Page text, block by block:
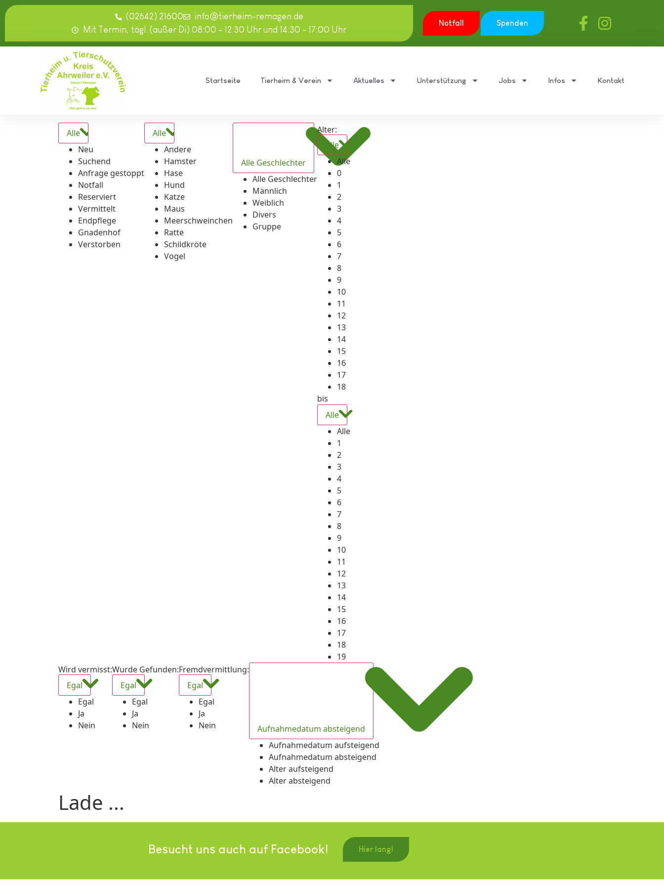
springen
(02642) 21600
info@tierheim-remagen.de
Mit Termin, tägl. (außer Di) 08:00 - 12:30 Uhr und 14:30 - 17:00 Uhr
Notfall Spenden
Startseite Tierheim & Verein Aktuelles Unterstützung Jobs Infos Kontakt
Alle
Neu
Suchend
Anfrage gestoppt
Notfall
Reserviert
Vermittelt
Endpflege
Gnadenhof
Verstorben
Alle
Andere
Hamster
Hase
Hund
Katze
Maus
Meerschweinchen
Ratte
Schildkröte
Vogel
Alle Geschlechter
Alle Geschlechter
Männlich
Weiblich
Divers
Gruppe
Alter:
Alle
Alle
0
1
2
3
4
5
6
7
8
9
10
11
12
13
14
15
16
17
18
bis
Alle
Alle
1
2
3
4
5
6
7
8
9
10
11
12
13
14
15
16
17
18
19
Wird vermisst:
Egal
Egal
Ja
Nein
Wurde Gefunden:
Egal
Egal
Ja
Nein
Fremdvermittlung:
Egal
Egal
Ja
Nein
Aufnahmedatum absteigend
Aufnahmedatum aufsteigend
Aufnahmedatum absteigend
Alter aufsteigend
Alter absteigend
Lade ...
Besucht uns auch auf Facebook! Hier lang!